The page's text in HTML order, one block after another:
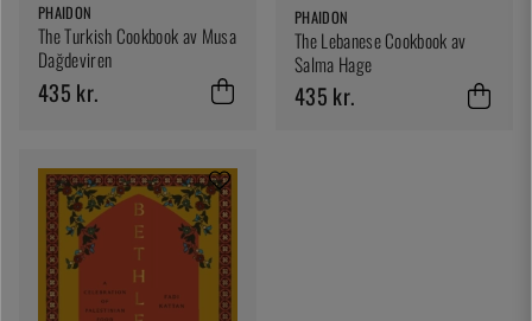
PHAIDON
The Turkish Cookbook av Musa
Dağdeviren
435 kr.
PHAIDON
The Lebanese Cookbook av
Salma Hage
435 kr.